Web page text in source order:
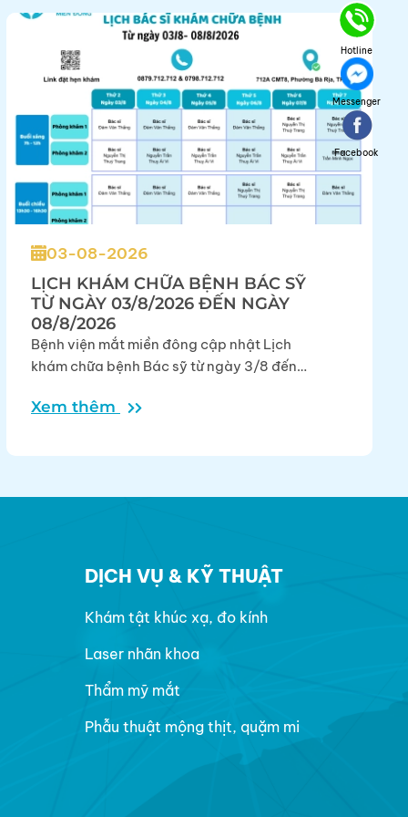
Hotline
Messenger
Facebook
03-08-2026
LỊCH KHÁM CHỮA BỆNH BÁC SỸ
TỪ NGÀY 03/8/2026 ĐẾN NGÀY
08/8/2026
Bệnh viện mắt miền đông cập nhật Lịch
khám chữa bệnh Bác sỹ từ ngày 3/8 đến
Xem thêm
DỊCH VỤ & KỸ THUẬT
Khám tật khúc xạ, đo kính
Laser nhãn khoa
Thẩm mỹ mắt
Phẫu thuật mộng thịt, quặm mi